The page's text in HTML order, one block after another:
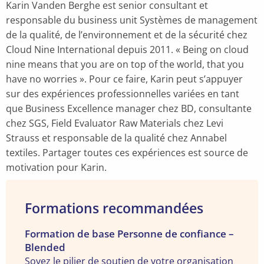
Karin Vanden Berghe est senior consultant et
responsable du business unit Systèmes de management
de la qualité, de l’environnement et de la sécurité chez
Cloud Nine International depuis 2011. « Being on cloud
nine means that you are on top of the world, that you
have no worries ». Pour ce faire, Karin peut s’appuyer
sur des expériences professionnelles variées en tant
que Business Excellence manager chez BD, consultante
chez SGS, Field Evaluator Raw Materials chez Levi
Strauss et responsable de la qualité chez Annabel
textiles. Partager toutes ces expériences est source de
motivation pour Karin.
Formations recommandées
Formation de base Personne de confiance –
Blended
Soyez le pilier de soutien de votre organisation
Voir
la